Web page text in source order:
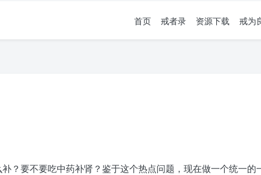
首页 戒者录 资源下载 戒为
？要不要吃中药补肾？鉴于这个热点问题，现在做一个统一的